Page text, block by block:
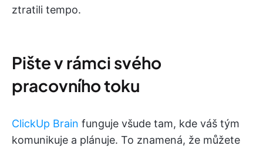
ztratili tempo.
Pište v rámci svého
pracovního toku
ClickUp Brain funguje všude tam, kde váš tým
komunikuje a plánuje. To znamená, že můžete